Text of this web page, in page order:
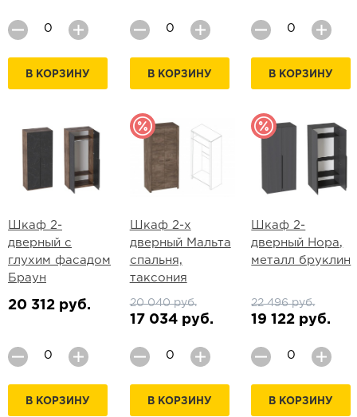
В КОРЗИНУ В КОРЗИНУ В КОРЗИНУ
Шкаф 2-
дверный с
глухим фасадом
Браун
20 312 руб.
В КОРЗИНУ
Шкаф 2-х
дверный Мальта
спальня,
таксония
20 040 руб.
17 034 руб.
В КОРЗИНУ
Шкаф 2-
дверный Нора,
металл бруклин
22 496 руб.
19 122 руб.
В КОРЗИНУ